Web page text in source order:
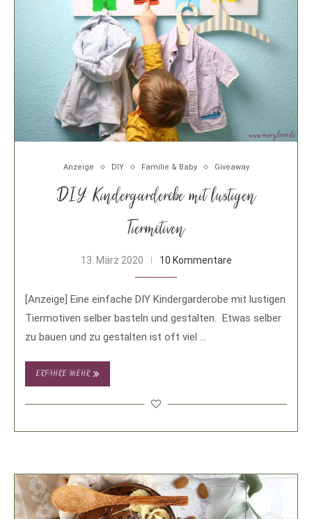
Anzeige DIY Familie & Baby Giveaway
DIY Kindergarderobe mit lustigen
Tiermotiven
13. März 2020 10 Kommentare
[Anzeige] Eine einfache DIY Kindergarderobe mit lustigen
Tiermotiven selber basteln und gestalten. Etwas selber
zu bauen und zu gestalten ist oft viel …
ERFAHRE MEHR